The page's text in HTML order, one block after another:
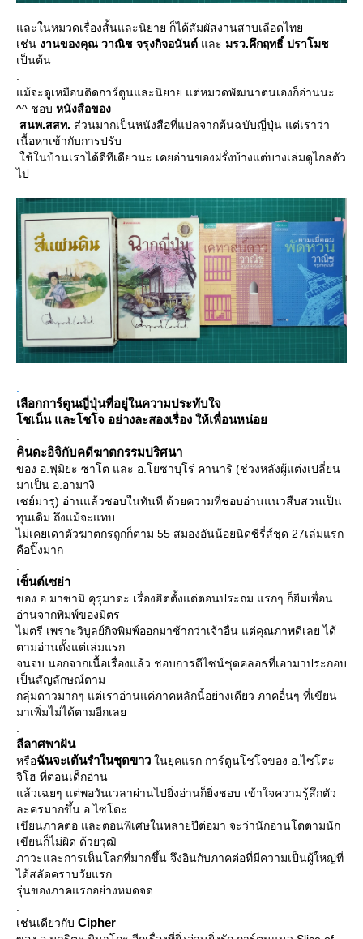
.
ละในหมวดเรื่องสั้นและนิยาย ก็ได้สัมผัสงานสาบเลือดไท
เช่น งานของคุณ วาณิช จรุงกิจอนันต์ ละ มรว.คึกฤทธิ์ ปราโมช
เป็นต้น
.
ม้จะดูเหมือนติดการ์ตูนและนิยาย แต่หมวดพัฒนาตนเองก็อ่านนะ
^^ ชอบ หนังสือของ
สนพ.สสท. ส่วนมากเป็นหนังสือที่แปลจากต้นฉบับญี่ปุ่น แต่เราว่า
เนื้อหาเข้ากับการปรับ
ช้ในบ้านเราได้ดีทีเดียวนะ เคยอ่านของฝรั่งบ้างแต่บางเล่มดูไกลตัว
ไป
เลือกการ์ตูนญี่ปุ่นที่อยู่ในความประทับจ
ชเน็น และโชโจ อย่างละสองเรื่อง ให้เพื่อนหน่อ
คินดะอิจิกับคดีฆาตกรรมปริศนา
ของ อ.ฟุมิยะ ซาโต และ อ.โยซาบุโร่ คานาริ (ช่วงหลังผู้แต่งเปลี่ยน
มาเป็น อ.อามางิ
เซย์มารุ) อ่านแล้วชอบในทันที ด้วยความที่ชอบอ่านแนวสืบสวนเป็น
ทุนเดิม ถึงแม้จะแทบ
ไม่เคยเดาตัวฆาตกรถูกก็ตาม 55 สมองอันน้อยนิดซีรี่ส์ชุด 27เล่มแรก
คือปิ๊งมาก
เซ็นต์เซย่า
ของ อ.มาซามิ คุรุมาดะ เรื่องฮิตตั้งแต่ตอนประถม แรกๆ ก็ยืมเพื่อน
อ่านจากพิมพ์ของมิตร
ไมตรี เพราะวิบูลย์กิจพิมพ์ออกมาช้ากว่าเจ้าอื่น แต่คุณภาพดีเลย ได้
ตามอ่านตั้งแต่เล่มแรก
จนจบ นอกจากเนื้อเรื่องแล้ว ชอบการดีไซน์ชุดคลอธที่เอามาประกอบ
เป็นสัญลักษณ์ตาม
กลุ่มดาวมากๆ แต่เราอ่านแค่ภาคหลักนี้อย่างเดียว ภาคอื่นๆ ที่เขียน
มาเพิ่มไม่ได้ตามอีกเล
ลีลาศพาฝัน
หรือฉันจะเต้นรำในชุดขาว นยุคแรก การ์ตูนโชโจของ อ.ไซโตะ
จิโฮ ที่ตอนเด็กอ่าน
ล้วเฉยๆ แต่พอวันเวลาผ่านไปยิ่งอ่านก็ยิ่งชอบ เข้าใจความรู้สึกตัว
ละครมากขึ้น อ.ไซโตะ
เขียนภาคต่อ และตอนพิเศษในหลายปีต่อมา จะว่านักอ่านโตตามนัก
เขียนก็ไม่ผิด ด้วยวุฒิ
ภาวะและการเห็นโลกที่มากขึ้น จึงอินกับภาคต่อที่มีความเป็นผู้ใหญ่ที่
ได้สลัดคราบวัยแรก
รุ่นของภาคแรกอย่างหมดจด
เช่นเดียวกับ Cipher